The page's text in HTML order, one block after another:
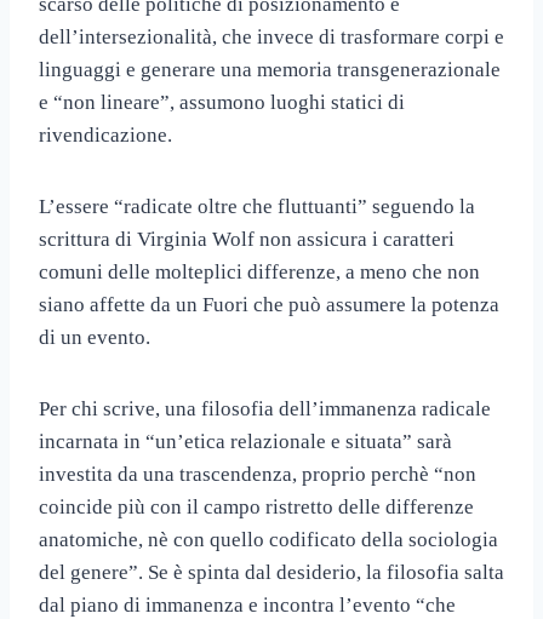
scarso delle politiche di posizionamento e
dell’intersezionalità, che invece di trasformare corpi e
linguaggi e generare una memoria transgenerazionale
e “non lineare”, assumono luoghi statici di
rivendicazione.
L’essere “radicate oltre che fluttuanti” seguendo la
scrittura di Virginia Wolf non assicura i caratteri
comuni delle molteplici differenze, a meno che non
siano affette da un Fuori che può assumere la potenza
di un evento.
Per chi scrive, una filosofia dell’immanenza radicale
incarnata in “un’etica relazionale e situata” sarà
investita da una trascendenza, proprio perchè “non
coincide più con il campo ristretto delle differenze
anatomiche, nè con quello codificato della sociologia
del genere”. Se è spinta dal desiderio, la filosofia salta
dal piano di immanenza e incontra l’evento “che